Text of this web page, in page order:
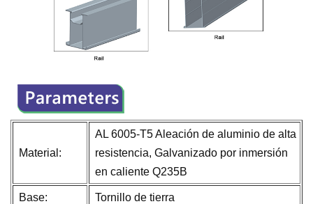
Material:
AL 6005-T5 Aleación de aluminio de alta
resistencia, Galvanizado por inmersión
en caliente Q235B
Base: Tornillo de tierra